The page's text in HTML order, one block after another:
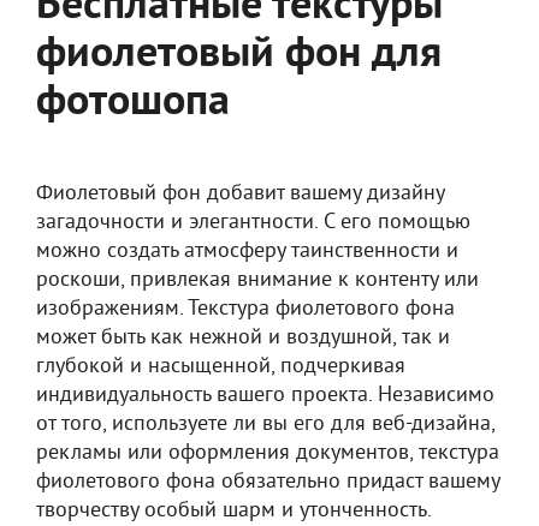
фиолетовый фон для
фотошопа
Фиолетовый фон добавит вашему дизайну
загадочности и элегантности. С его помощью
можно создать атмосферу таинственности и
роскоши, привлекая внимание к контенту или
изображениям. Текстура фиолетового фона
может быть как нежной и воздушной, так и
глубокой и насыщенной, подчеркивая
индивидуальность вашего проекта. Независимо
от того, используете ли вы его для веб-дизайна,
рекламы или оформления документов, текстура
фиолетового фона обязательно придаст вашему
творчеству особый шарм и утонченность.